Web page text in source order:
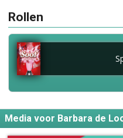
Rollen
Media voor Barbara de